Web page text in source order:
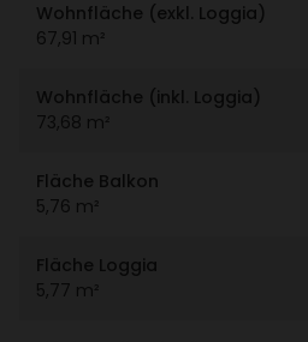
Wohn­fläche (exkl. Loggia)
67,91 m²
Wohn­fläche (inkl. Loggia)
73,68 m²
Fläche Balkon
5,76 m²
Fläche Loggia
5,77 m²